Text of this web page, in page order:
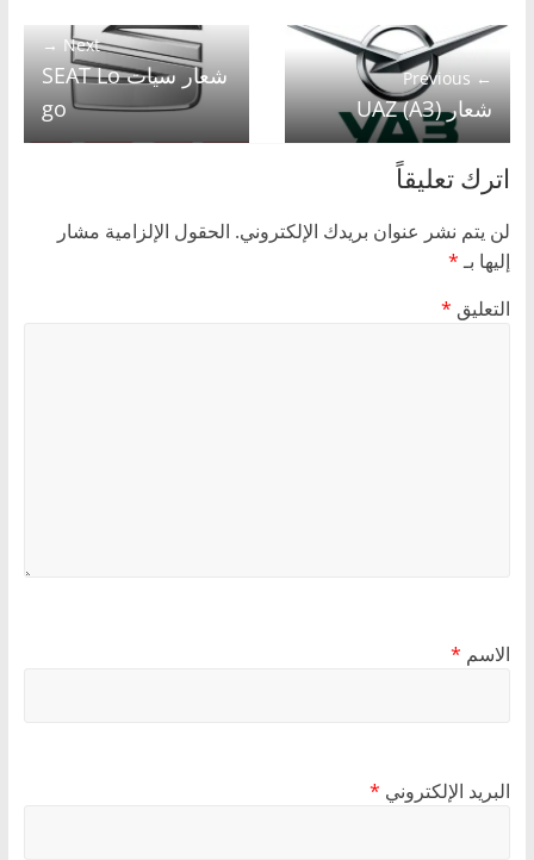
← Previous
شعار UAZ (АЗ)
Next →
شعار سيات SEAT Lo
go
اترك تعليقاً
لن يتم نشر عنوان بريدك الإلكتروني. الحقول الإلزامية مشار
إليها بـ*
التعليق *
الاسم *
البريد الإلكتروني *